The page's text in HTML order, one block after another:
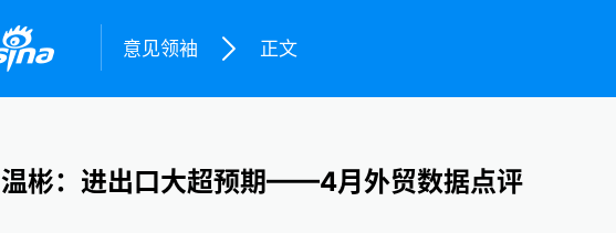
意见领袖 正文
温彬：进出口大超预期——4月外贸数据点评